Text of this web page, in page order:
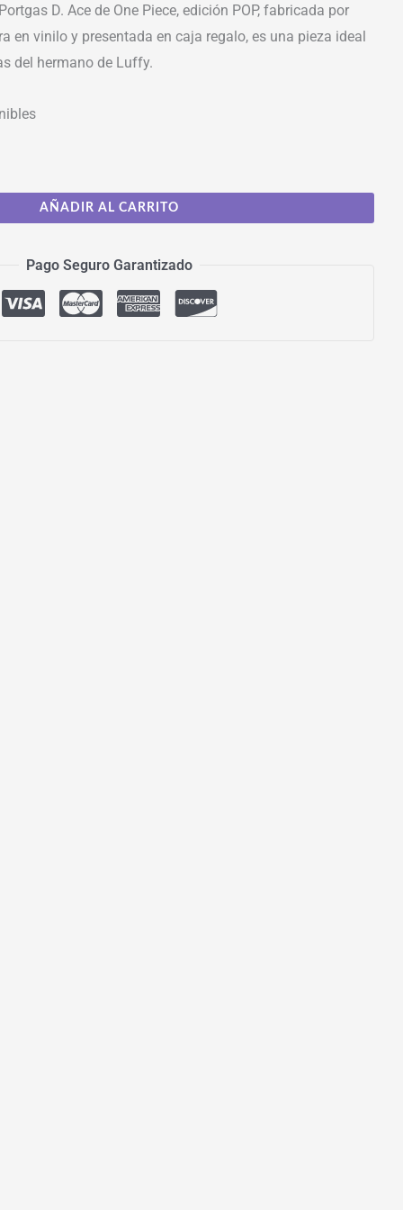
D. Ace de One Piece, edición POP, fabricada por
en vinilo y presentada en caja regalo, es una pieza ideal
del hermano de Luffy.
AÑADIR AL CARRITO
Pago Seguro Garantizado